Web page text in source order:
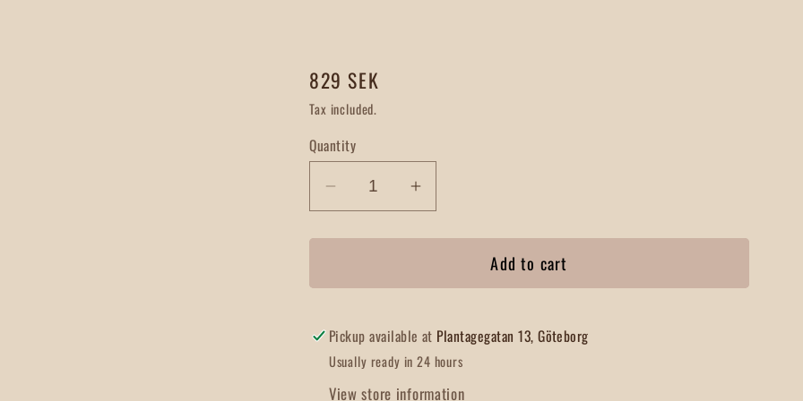
Regular
price
829 SEK
Tax included.
Quantity
Decrease
for
Fotogenlampa
Increase
for
Hängande
Fotogenlampa
Add to cart
Pickup available at Plantagegatan 13, Göteborg
Usually ready in 24 hours
View store information